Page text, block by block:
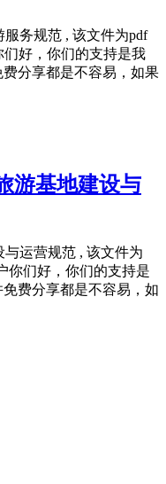
服务规范 , 该文件为pdf
好，你们的支持是我
分享都是不容易，如果
游基地建设与
与运营规范 , 该文件为
你们好，你们的支持是
费分享都是不容易，如